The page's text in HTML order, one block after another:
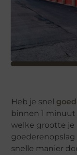
Heb je snel
binnen 1 minuut
welke grootte
snelle manier